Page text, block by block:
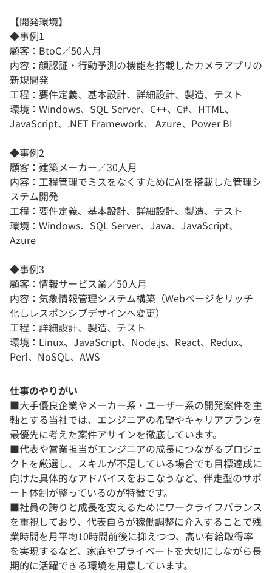
【開発環境】
◆事例1
顧客：BtoC／50人月
内容：顔認証・行動予測の機能を搭載したカメラアプリの
新規開発
工程：要件定義、基本設計、詳細設計、製造、テスト
環境：Windows、SQL Server、C++、C#、HTML、
JavaScript、.NET Framework、 Azure、Power BI
◆事例2
顧客：建築メーカー／30人月
内容：工程管理でミスをなくすためにAIを搭載した管理シ
ステム開発
工程：要件定義、基本設計、詳細設計、製造、テスト
環境：Windows、SQL Server、Java、JavaScript、
Azure
◆事例3
顧客：情報サービス業／50人月
内容：気象情報管理システム構築（Webページをリッチ
化しレスポンシブデザインへ変更）
工程：詳細設計、製造、テスト
環境：Linux、JavaScript、Node.js、React、Redux、
Perl、NoSQL、AWS
仕事のやりがい
■大手優良企業やメーカー系・ユーザー系の開発案件を主
軸とする当社では、エンジニアの希望やキャリアプランを
最優先に考えた案件アサインを徹底しています。
■代表や営業担当がエンジニアの成長につながるプロジェ
クトを厳選し、スキルが不足している場合でも目標達成に
向けた具体的なアドバイスをおこなうなど、伴走型のサポ
ート体制が整っているのが特徴です。
■社員の誇りと成長を支えるためにワークライフバランス
を重視しており、代表自らが稼働調整に介入することで残
業時間を月平均10時間前後に抑えつつ、高い有給取得率
を実現するなど、家庭やプライベートを大切にしながら長
期的に活躍できる環境を用意しています。